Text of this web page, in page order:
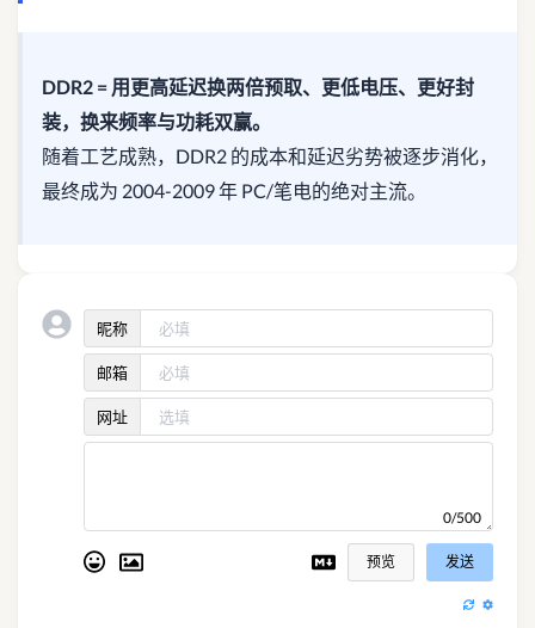
DDR2 = 用更高延迟换两倍预取、更低电压、更好封
装，换来频率与功耗双赢。
随着工艺成熟，DDR2 的成本和延迟劣势被逐步消化，
最终成为 2004-2009 年 PC/笔电的绝对主流。
昵称
邮箱
网址
0/500
预览 发送